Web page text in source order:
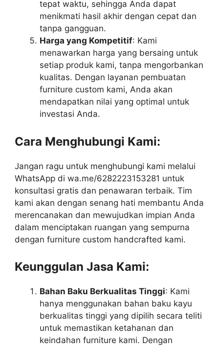
tepat waktu, sehingga Anda dapat
menikmati hasil akhir dengan cepat dan
tanpa gangguan.
Harga yang Kompetitif: Kami
menawarkan harga yang bersaing untuk
setiap produk kami, tanpa mengorbankan
kualitas. Dengan layanan pembuatan
furniture custom kami, Anda akan
mendapatkan nilai yang optimal untuk
investasi Anda.
Cara Menghubungi Kami:
Jangan ragu untuk menghubungi kami melalui
WhatsApp di wa.me/6282223153281 untuk
konsultasi gratis dan penawaran terbaik. Tim
kami akan dengan senang hati membantu Anda
merencanakan dan mewujudkan impian Anda
dalam menciptakan ruangan yang sempurna
dengan furniture custom handcrafted kami.
Keunggulan Jasa Kami:
Bahan Baku Berkualitas Tinggi: Kami
hanya menggunakan bahan baku kayu
berkualitas tinggi yang dipilih secara teliti
untuk memastikan ketahanan dan
keindahan furniture kami. Dengan